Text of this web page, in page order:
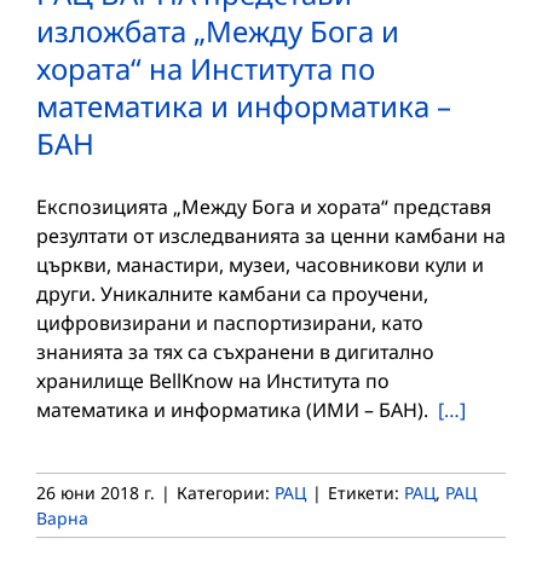
изложбата „Между Бога и
хората“ на Института по
математика и информатика –
БАН
Експозицията „Между Бога и хората“ представя
резултати от изследванията за ценни камбани на
църкви, манастири, музеи, часовникови кули и
други. Уникалните камбани са проучени,
цифровизирани и паспортизирани, като
знанията за тях са съхранени в дигитално
хранилище BellKnow на Института по
математика и информатика (ИМИ – БАН). […]
26 юни 2018 г. | Категории: РАЦ | Етикети: РАЦ, РАЦ
Варна